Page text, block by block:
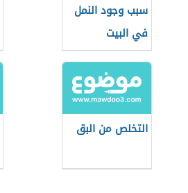
سبب وجود النمل
في البيت
التخلص من البق